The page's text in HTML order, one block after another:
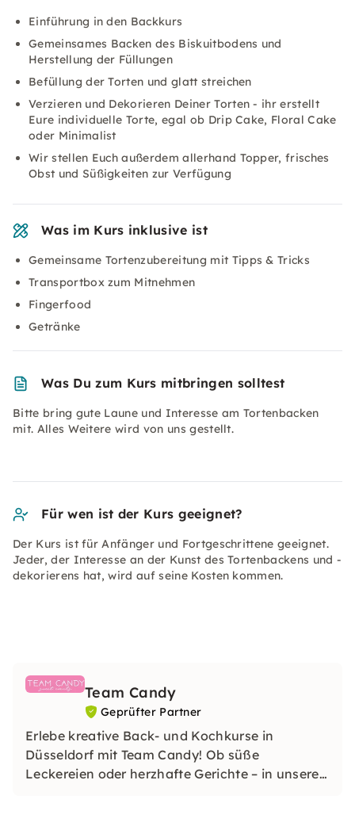
Einführung in den Backkurs
Gemeinsames Backen des Biskuitbodens und
Herstellung der Füllungen
Befüllung der Torten und glatt streichen
Verzieren und Dekorieren Deiner Torten - ihr erstellt
Eure individuelle Torte, egal ob Drip Cake, Floral Cake
oder Minimalist
Wir stellen Euch außerdem allerhand Topper, frisches
Obst und Süßigkeiten zur Verfügung
Was im Kurs inklusive ist
Gemeinsame Tortenzubereitung mit Tipps & Tricks
Transportbox zum Mitnehmen
Fingerfood
Getränke
Was Du zum Kurs mitbringen solltest
Bitte bring gute Laune und Interesse am Tortenbacken
mit. Alles Weitere wird von uns gestellt.
Für wen ist der Kurs geeignet?
Der Kurs ist für Anfänger und Fortgeschrittene geeignet.
Jeder, der Interesse an der Kunst des Tortenbackens und -
dekorierens hat, wird auf seine Kosten kommen.
Team Candy
Geprüfter Partner
Erlebe kreative Back- und Kochkurse in
Düsseldorf mit Team Candy! Ob süße
Leckereien oder herzhafte Gerichte – in unseren